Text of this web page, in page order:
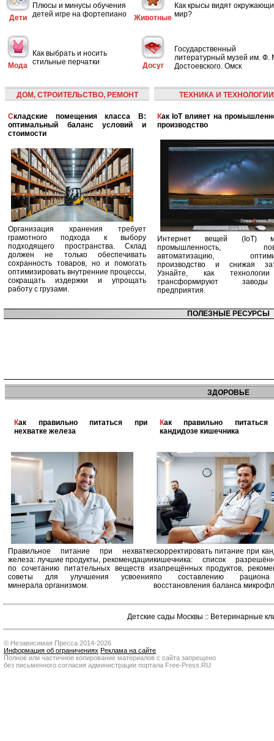
Дети
Плюсы и минусы обучения
детей игре на фортепиано
Животные
Как крысы видят
мир?
Мода
Как выбрать и носить
стильные перчатки
Досуг
Государственный
литературный музей им. Ф.
Достоевского. Омск
ДОМ, СТРОИТЕЛЬСТВО, РЕМОНТ
Складские помещения класса B:
оптимальный баланс условий и
стоимости
Организация хранения требует
грамотного подхода к выбору
подходящего пространства. Склад
должен не только обеспечивать
сохранность товаров, но и помогать
оптимизировать внутренние процессы,
сокращать издержки и упрощать
работу с грузами.
ТЕХНИКА И ТЕХНОЛОГИИ
Как IoT влияет на промышленность и
производство
Интернет вещей (IoT)
промышленность,
автоматизацию,
производство и снижая
Узнайте, как
трансформируют
предприятия.
ПОЛЕЗНЫЕ РЕСУРСЫ
ЗДОРОВЬЕ
Как правильно питаться при
нехватке железа
Правильное питание при нехватке
железа: лучшие продукты, рекомендации
по сочетанию питательных веществ и
советы для улучшения усвоения
минерала организмом.
Как правильно питаться при
кандидозе кишечника
скорректировать питание при
кишечника: список
запрещённых продуктов,
по составлению
восстановления баланса
Детские сады Москвы :: Ветеринарные
© Независимая Пресса 2014-2026
Информация об ограничениях Реклама на сайте
Полное или частичное копирование материалов с сайта запрещено
без письменного согласия администрации портала Free-Press.RU